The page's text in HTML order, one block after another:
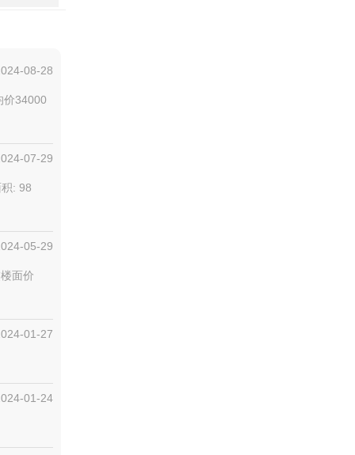
08-28
价34000
07-29
: 98
05-29
面价
01-27
01-24